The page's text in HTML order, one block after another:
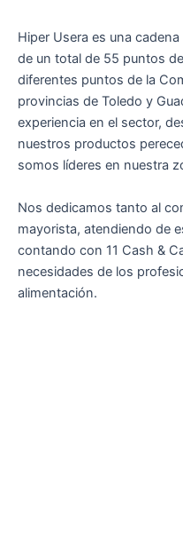
Hiper Usera es una cadena
de un total de 55 puntos
diferentes puntos de la
provincias de Toledo y
experiencia en el sector,
nuestros productos
somos líderes en nuestra
Nos dedicamos tanto al
mayorista, atendiendo de
contando con 11 Cash &
necesidades de los
alimentación.